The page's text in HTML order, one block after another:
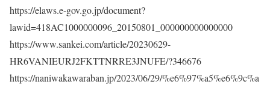
https://elaws.e-gov.go.jp/document?
lawid=418AC1000000096_20150801_000000000000000
https://www.sankei.com/article/20230629-
HR6VANIEURJ2FKTTNRRE3JNUFE/?346676
https://naniwakawaraban.jp/2023/06/29/%e6%97%a5%e6%9c%a